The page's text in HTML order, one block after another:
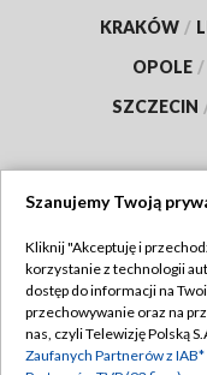
KRAKÓW /
OPOLE /
SZCZECIN
Abonament TVP
Emisja w TVP
Szanujemy Twoją
Kliknij "Akceptuję i
korzystanie z technologii
dostęp do informacji na
przechowywanie oraz na
nas, czyli Telewizję Polską
Zaufanych Partnerów z